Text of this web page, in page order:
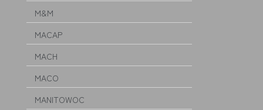
M&M
MACAP
MACH
MACO
MANITOWOC